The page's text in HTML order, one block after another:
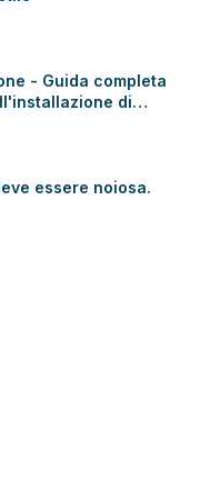
- Guida completa
di
casa
essere noiosa.